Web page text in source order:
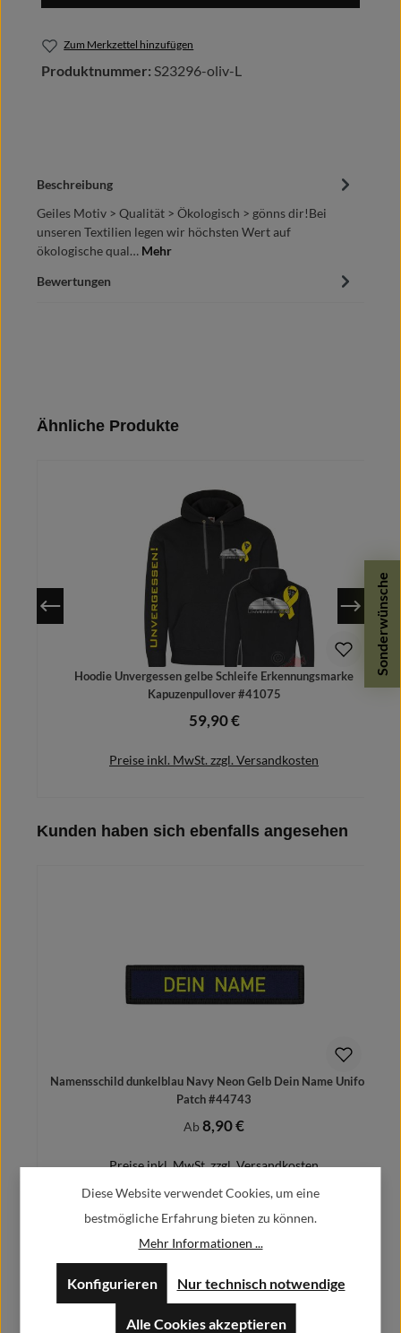
Zum Merkzettel hinzufügen
Produktnummer: S23296-oliv-L
Sonderwünsche
Beschreibung
Geiles Motiv > Qualität > Ökologisch > gönns dir!Bei
unseren Textilien legen wir höchsten Wert auf
ökologische qual… Mehr
Bewertungen
Produktgalerie überspringen
Ähnliche Produkte
Hoodie Unvergessen gelbe Schleife Erkennungsmarke
Kapuzenpullover #41075
Regulärer Preis:
59,90 €
Preise inkl. MwSt. zzgl. Versandkosten
Produktgalerie überspringen
Kunden haben sich ebenfalls angesehen
Namensschild dunkelblau Navy Neon Gelb Dein Name Uniform
Patch #44743
Regulärer Preis:
Ab8,90 €
Preise inkl. MwSt. zzgl. Versandkosten
Details
Herstellerinformationen:
Alfa GmbH / Alfashirt
Weisweilerstr.20-22
Diese Website verwendet Cookies, um eine
bestmögliche Erfahrung bieten zu können.
Mehr Informationen ...
Nur technisch notwendige
Konfigurieren
Alle Cookies akzeptieren